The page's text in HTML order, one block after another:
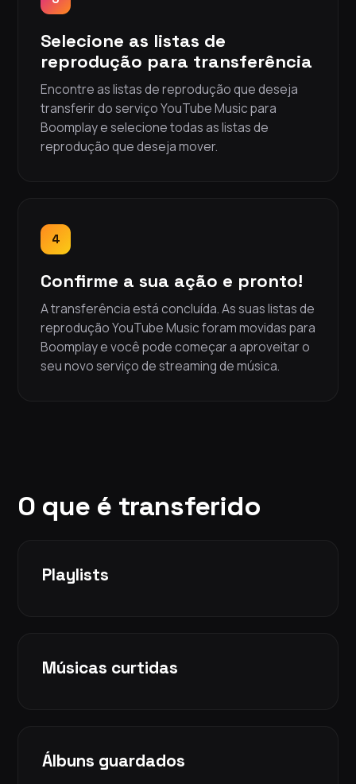
Selecione as listas de
reprodução para transferência
Encontre as listas de reprodução que deseja
transferir do serviço YouTube Music para
Boomplay e selecione todas as listas de
reprodução que deseja mover.
4
Confirme a sua ação e pronto!
A transferência está concluída. As suas listas de
reprodução YouTube Music foram movidas para
Boomplay e você pode começar a aproveitar o
seu novo serviço de streaming de música.
O que é transferido
Playlists
Músicas curtidas
Álbuns guardados